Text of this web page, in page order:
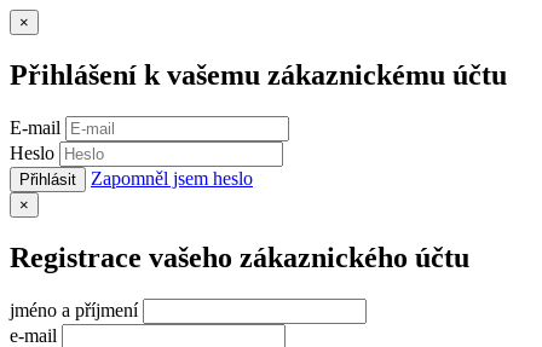
×
Přihlášení k vašemu zákaznickému účtu
E-mail
Heslo
Přihlásit Zapomněl jsem heslo
×
Registrace vašeho zákaznického účtu
jméno a příjmení
e-mail